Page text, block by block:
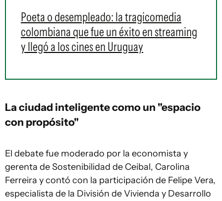
Poeta o desempleado: la tragicomedia
colombiana que fue un éxito en streaming
y llegó a los cines en Uruguay
La ciudad inteligente como un "espacio
con propósito"
El debate fue moderado por la economista y
gerenta de Sostenibilidad de Ceibal, Carolina
Ferreira y contó con la participación de Felipe Vera,
especialista de la División de Vivienda y Desarrollo